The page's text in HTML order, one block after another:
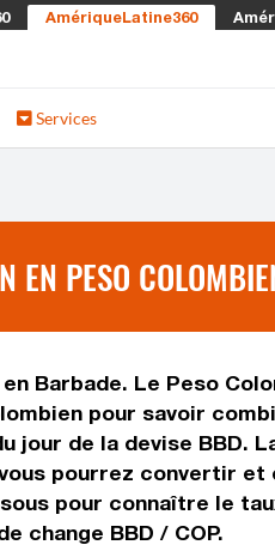
AmériqueLatine360
Services
EN PESO
Barbade. Le Peso
pour savoir
jour de la devise BBD.
pourrez convertir
pour connaître le
change BBD / COP.